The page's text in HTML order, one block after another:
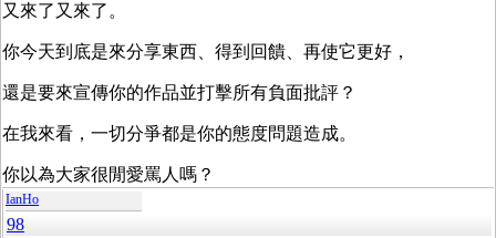
又來了又來了。
你今天到底是來分享東西、得到回饋、再使它更好，
還是要來宣傳你的作品並打擊所有負面批評？
在我來看，一切分爭都是你的態度問題造成。
你以為大家很閒愛罵人嗎？
IanHo
98